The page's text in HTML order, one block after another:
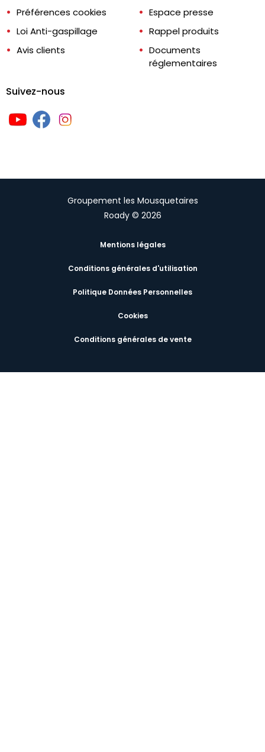
Préférences cookies
Loi Anti-gaspillage
Avis clients
Espace presse
Rappel produits
Documents
réglementaires
Suivez-nous
Groupement les Mousquetaires
Roady © 2026
Mentions légales
Conditions générales d'utilisation
Politique Données Personnelles
Cookies
Conditions générales de vente